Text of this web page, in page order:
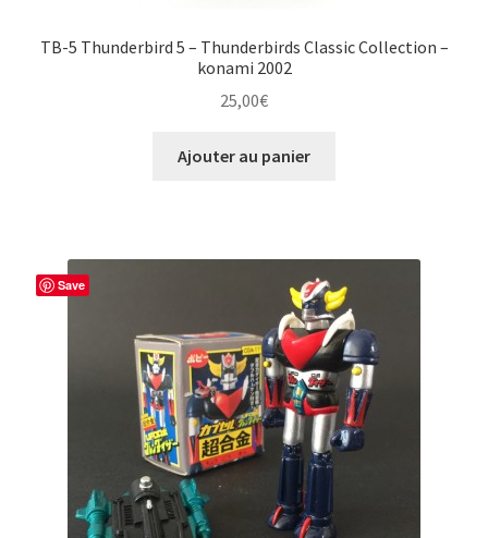
TB-5 Thunderbird 5 – Thunderbirds Classic Collection –
konami 2002
25,00€
Ajouter au panier
Save